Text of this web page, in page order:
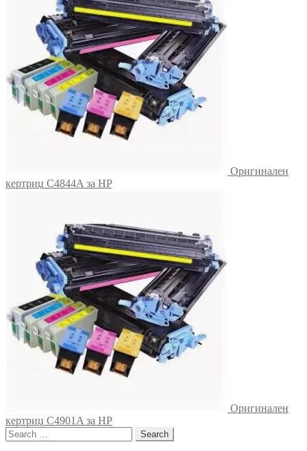
Оригинален
кертриџ C4844A за HP
Оригинален
кертриџ C4901A за HP
Search
for: